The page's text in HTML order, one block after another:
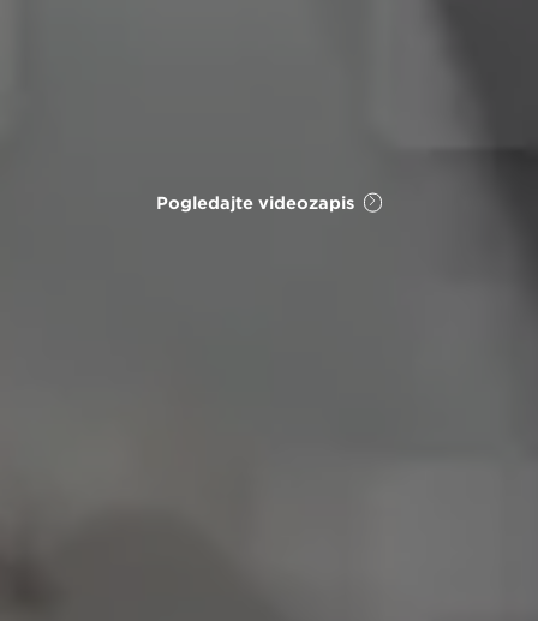
Pogledajte videozapis